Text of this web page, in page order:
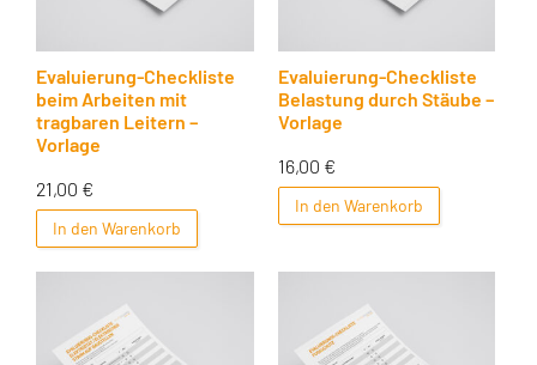
Evaluierung-Checkliste
beim Arbeiten mit
tragbaren Leitern –
Vorlage
21,00 €
In den Warenkorb
Evaluierung-Checkliste
Belastung durch Stäube –
Vorlage
16,00 €
In den Warenkorb